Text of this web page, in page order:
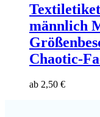
männlich
Chaotic-
ab 2,50 €